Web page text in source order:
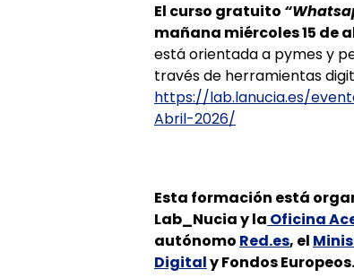
El curso gratuito
mañana miércoles 15 de
está orientada a pymes y
través de herramientas
https://lab.lanucia.es/
Abril-2026/
Esta formación está
Lab_Nucia y la Oficina
autónomo Red.es, el
Digitaly Fondos Europeos.